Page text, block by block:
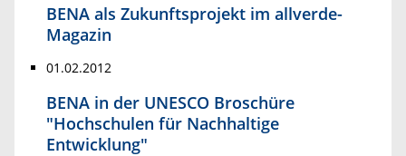
BENA als Zukunftsprojekt im allverde-
Magazin
01.02.2012
BENA in der UNESCO Broschüre
"Hochschulen für Nachhaltige
Entwicklung"